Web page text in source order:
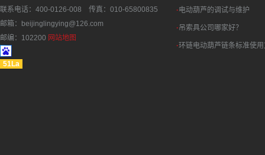
联系电话：400-0126-008 传真：010-65800835
邮箱：beijinglingying@126.com
邮编：102200 网站地图
51La
·电动葫芦的调试与维护
·吊索具公司哪家好？
·环链电动葫芦链条标准使